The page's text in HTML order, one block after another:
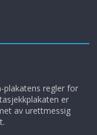
plakatens regler for
er
av urettmessig